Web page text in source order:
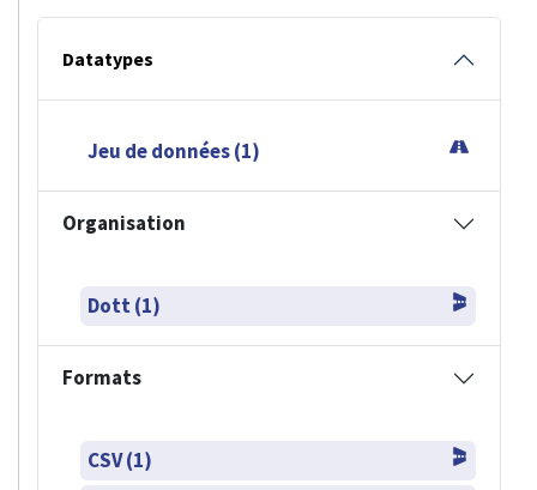
Datatypes
Jeu de données (1)
Organisation
Dott (1)
Formats
CSV (1)